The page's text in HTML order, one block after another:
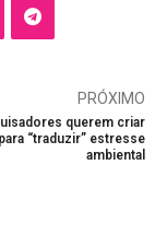
PRÓXIMO
querem criar
“traduzir” estresse
ambiental